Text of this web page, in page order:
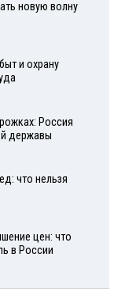
новую волну
и охрану
Россия
державы
что нельзя
цен: что
в России